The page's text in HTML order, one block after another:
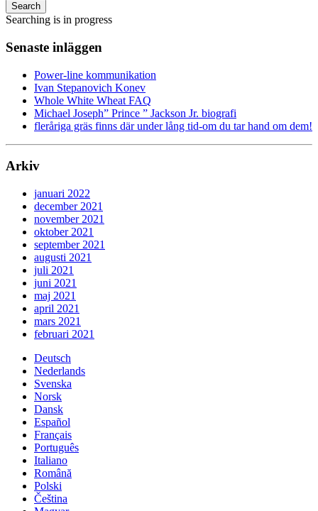
Search
Searching is in progress
Senaste inläggen
Power-line kommunikation
Ivan Stepanovich Konev
Whole White Wheat FAQ
Michael Joseph” Prince ” Jackson Jr. biografi
fleråriga gräs finns där under lång tid-om du tar hand om dem!
Arkiv
januari 2022
december 2021
november 2021
oktober 2021
september 2021
augusti 2021
juli 2021
juni 2021
maj 2021
april 2021
mars 2021
februari 2021
Deutsch
Nederlands
Svenska
Norsk
Dansk
Español
Français
Português
Italiano
Română
Polski
Čeština